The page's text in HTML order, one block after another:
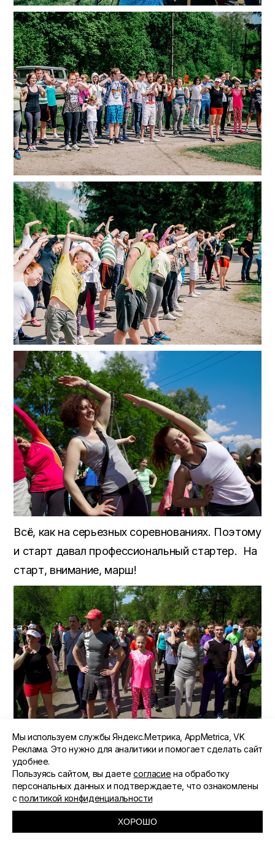
Всё, как на серьезных соревнованиях. Поэтому
и старт давал профессиональный стартер. На
старт, внимание, марш!
Мы используем службы Яндекс.Метрика, AppMetrica, VK
Реклама. Это нужно для аналитики и помогает сделать сайт
удобнее.
Пользуясь сайтом, вы даетесогласие на обработку
персональных данных и подтверждаете, что ознакомлены
сполитикой конфиденциальности
ХОРОШО